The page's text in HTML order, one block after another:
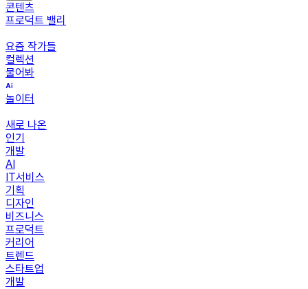
콘텐츠
프로덕트 밸리
요즘 작가들
컬렉션
물어봐
놀이터
새로 나온
인기
개발
AI
IT서비스
기획
디자인
비즈니스
프로덕트
커리어
트렌드
스타트업
개발